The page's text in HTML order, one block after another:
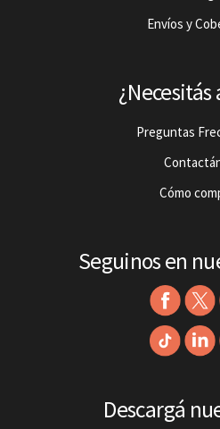
Envíos y
¿Necesitás
Preguntas
Cómo
Seguinos en
Descargá